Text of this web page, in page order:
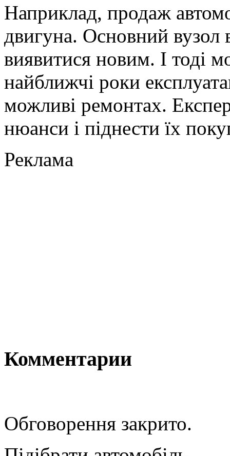
Наприклад, продаж
двигуна. Основний вузол
виявитися новим. І тоді
найближчі роки
можливі ремонтах.
нюанси і піднести їх
Реклама
Комментарии
Обговорення закрито.